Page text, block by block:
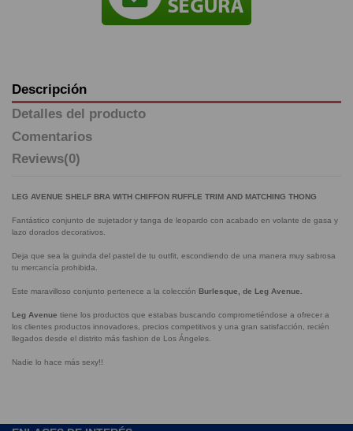
Descripción
Detalles del producto
Comentarios
Reviews(0)
LEG AVENUE SHELF BRA WITH CHIFFON RUFFLE TRIM AND MATCHING THONG
Fantástico conjunto de sujetador y tanga de leopardo con acabado en volante de gasa y
lazo dorados decorativos.
Deja que sea la guinda del pastel de tu outfit, escondiendo de una manera muy sabrosa
tu mercancía prohibida.
Este maravilloso conjunto pertenece a la colección Burlesque, de Leg Avenue.
Leg Avenue tiene los productos que estabas buscando comprometiéndose a ofrecer a
los clientes productos innovadores, precios competitivos y una gran satisfacción, recién
llegados desde el distrito más fashion de Los Ángeles.
Nadie lo hace más sexy!!